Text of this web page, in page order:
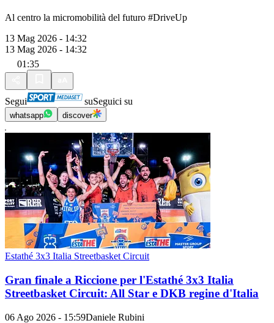
Al centro la micromobilità del futuro #DriveUp
13 Mag 2026 - 14:32
13 Mag 2026 - 14:32
01:35
Segui suSeguici su
whatsapp discover
Estathé 3x3 Italia Streetbasket Circuit
Gran finale a Riccione per l'Estathé 3x3 Italia
Streetbasket Circuit: All Star e DKB regine d'Italia
06 Ago 2026 - 15:59Daniele Rubini